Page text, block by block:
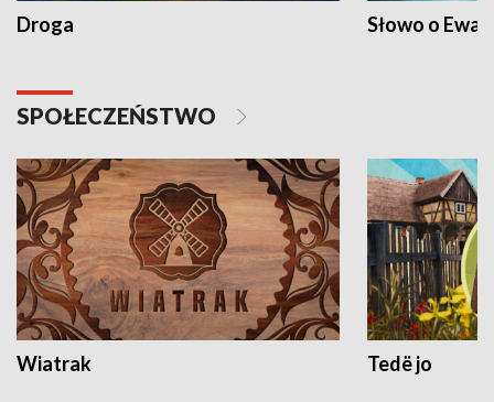
Droga Słowo o
SPOŁECZEŃSTWO
Wiatrak Tedë jo